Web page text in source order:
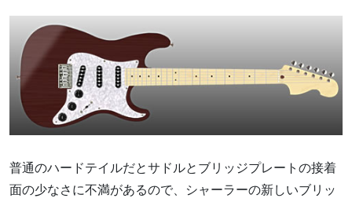
普通のハードテイルだとサドルとブリッジプレートの接着
面の少なさに不満があるので、シャーラーの新しいブリッ